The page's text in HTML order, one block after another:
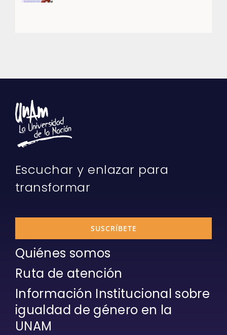
Escuchar y enlazar para
transformar
SUSCRÍBETE
Quiénes somos
Ruta de atención
Información Institucional sobre
igualdad de género en la
UNAM